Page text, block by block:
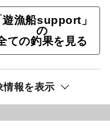
遊漁船support」
の
ての釣果を見る
情報を表示